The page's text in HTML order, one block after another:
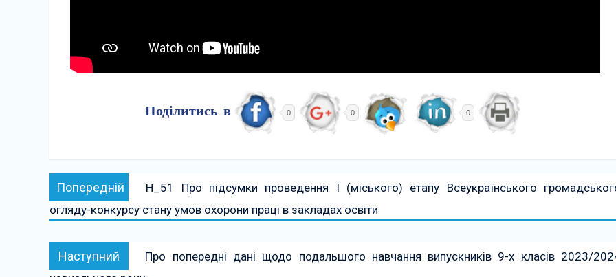
Поділитись в 0 0 0
Навігація
записів
Попередній Попередній:
Н_51 Про підсумки проведення І (міського) етапу Всеукраїнського
огляду-конкурсу стану умов охорони праці в закладах освіти
Наступний Наступний:
Про попередні дані щодо подальшого навчання випускників 9-х класів 2023/